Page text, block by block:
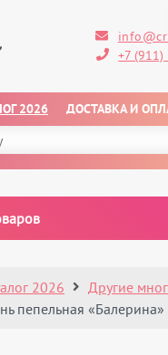
+7
2026 ДОСТАВКА И
2026
Другие
пепельная «Балерина»